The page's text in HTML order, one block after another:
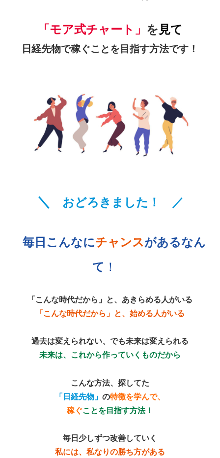
「モア式チャート」 を 見て
日経先物で稼ぐことを目指す方法です！
＼ おどろきました！ ／
毎日こんなにチャンスがあるなん
て ！
「 こんな時代だから」と、あきらめる人がいる
「こんな時代だから」と、始める人がいる
過去は変えられない、 でも未来は変えられる
未来は、これから作っていくものだから
こんな方法、探してた
「 日経先物」 の特徴を学んで、
稼ぐことを目指す方法！
毎日少しずつ改善していく
私には、私なりの勝ち方がある